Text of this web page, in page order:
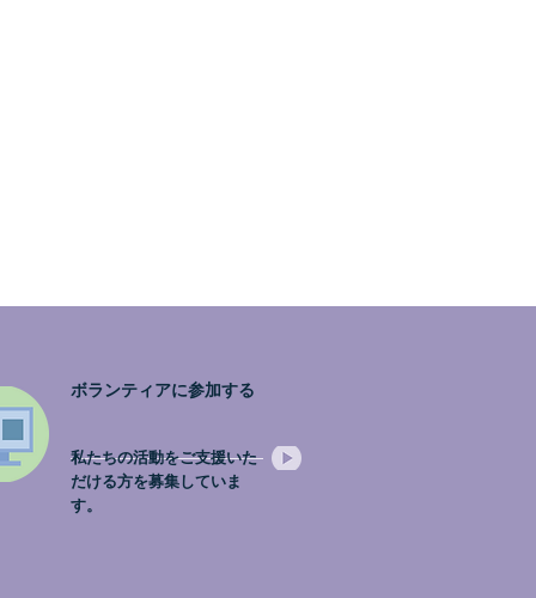
ボランティアに参加する
私たちの活動をご支援いた
だける方を募集していま
す。